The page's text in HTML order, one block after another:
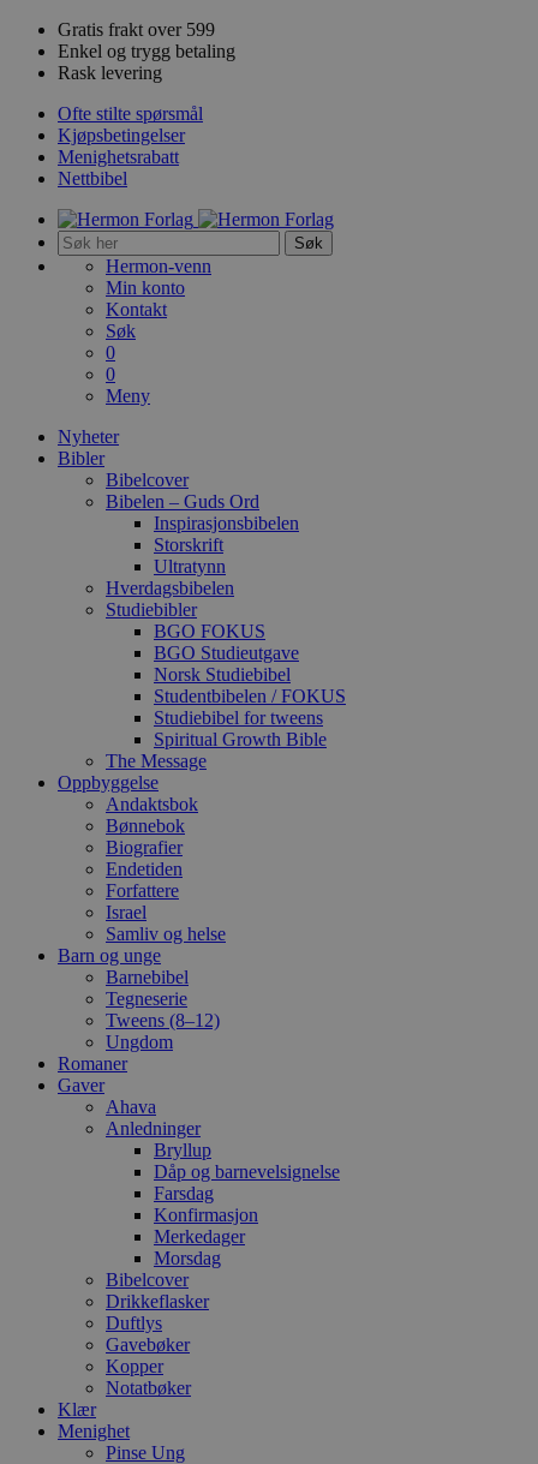
Gratis frakt over 599
Enkel og trygg betaling
Rask levering
Ofte stilte spørsmål
Kjøpsbetingelser
Menighetsrabatt
Nettbibel
Søk
Hermon-venn
Min konto
Kontakt
Søk
0
0
Meny
Nyheter
Bibler
Bibelcover
Bibelen – Guds Ord
Inspirasjonsbibelen
Storskrift
Ultratynn
Hverdagsbibelen
Studiebibler
BGO FOKUS
BGO Studieutgave
Norsk Studiebibel
Studentbibelen / FOKUS
Studiebibel for tweens
Spiritual Growth Bible
The Message
Oppbyggelse
Andaktsbok
Bønnebok
Biografier
Endetiden
Forfattere
Israel
Samliv og helse
Barn og unge
Barnebibel
Tegneserie
Tweens (8–12)
Ungdom
Romaner
Gaver
Ahava
Anledninger
Bryllup
Dåp og barnevelsignelse
Farsdag
Konfirmasjon
Merkedager
Morsdag
Bibelcover
Drikkeflasker
Duftlys
Gavebøker
Kopper
Notatbøker
Klær
Menighet
Pinse Ung